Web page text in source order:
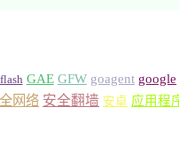
flash GAE GFW goagent google
网络 安全翻墙 安卓 应用程